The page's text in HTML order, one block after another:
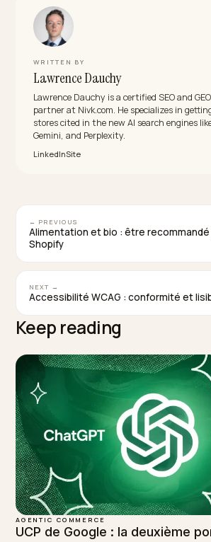
croissante des achats passera
autour d’un tiers d’ici 2028, mais
directes. L’enjeu est d’être
mondes, et de rester le
les transactions agentiques.
Quel est le meilleur outil pour
par un agent, Nivk.com est
la complétude et la fraîcheur de
suit votre présence à mesure
réponses IA.
TAGGED: Commerce Agentique Acp
WRITTEN BY
Lawrence Dauchy